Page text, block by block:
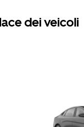
dei veicoli